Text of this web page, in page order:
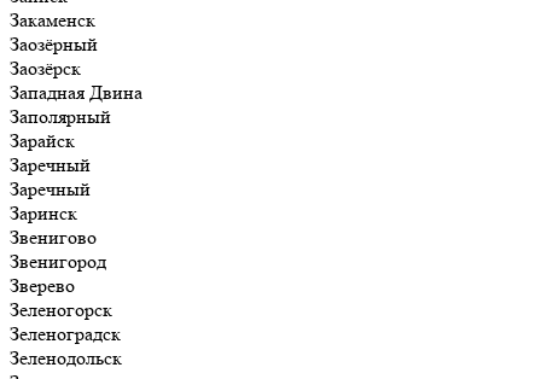
Закаменск
Заозёрный
Заозёрск
Западная Двина
Заполярный
Зарайск
Заречный
Заречный
Заринск
Звенигово
Звенигород
Зверево
Зеленогорск
Зеленоградск
Зеленодольск